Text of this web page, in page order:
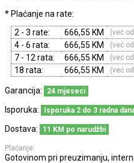
* Plaćanje na rate:
2 - 3 rate:
666,55 KM (već
4 - 6 rata: 666,55 KM (već
7 - 12 rata: 666,55 KM (već
18 rata: 666,55 KM (već
Garancija: 24 mjeseci
Isporuka: Isporuka 2 do 3 radna
Dostava: 11 KM po narudžbi
Plaćanje:
Gotovinom pri preuzimanju,